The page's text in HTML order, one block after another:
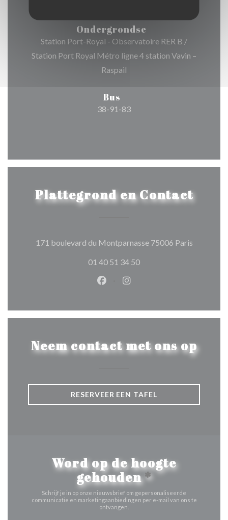
Ondergrondse
Station Port-Royal - Observatoire RER B /
Station Port Royal Métro ligne 4 station Vavin –
Raspail
Bus
38-91-83
Plattegrond en Contact
171 boulevard du Montparnasse 75006 Paris((opent in
01 40 51 34 50
Facebook ((opent in een nieuw
Instagram ((opent in een
Neem contact met ons op
RESERVEER EEN TAFEL
Word op de hoogte
gehouden*
Schrijf je in op onze nieuwsbrief om gepersonaliseerde
communicatie en marketingaanbiedingen per e-mail van ons te
ontvangen.